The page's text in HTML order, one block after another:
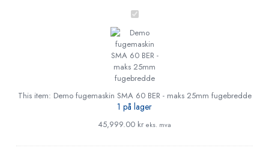
Demo
SMA
60
BER
-
maks
25mm
fugebredde
This item: Demo fugemaskin SMA 60 BER - maks 25mm fugebredde
1 på lager
45,999.00 kr eks. mva